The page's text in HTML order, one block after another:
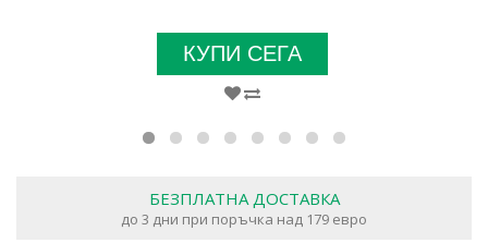
КУПИ СЕГА
БЕЗПЛАТНА ДОСТАВКА
до 3 дни при поръчка над 179 евро